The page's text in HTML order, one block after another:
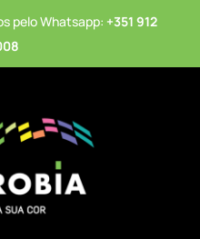
pelo Whatsapp: +351 912